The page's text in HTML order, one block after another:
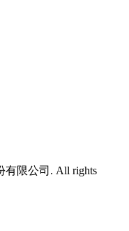
有限公司. All rights